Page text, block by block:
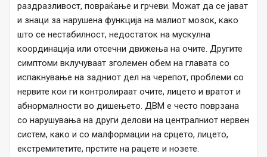
раздразливост, повраќање и грчеви. Можат да се јават
и знаци за нарушена функција на малиот мозок, како
што се нестабилност, недостаток на мускулна
координација или отсечни движења на очите. Другите
симптоми вклучуваат зголемен обем на главата со
испакнување на задниот дел на черепот, проблеми со
нервите кои ги контролираат очите, лицето и вратот и
абнормалности во дишењето. ДВМ е често поврзана
со нарушувања на други делови на централниот нервен
систем, како и со малформации на срцето, лицето,
екстремитетите, прстите на рацете и нозете.